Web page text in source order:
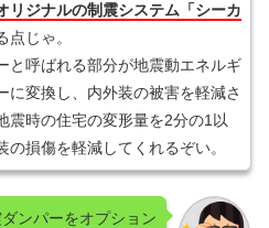
リジナルの制震システム「シーカ
点じゃ。
と呼ばれる部分が地震動エネルギ
に変換し、内外装の被害を軽減さ
震時の住宅の変形量を2分の1以
の損傷を軽減してくれるぞい。
ンパーをオプション